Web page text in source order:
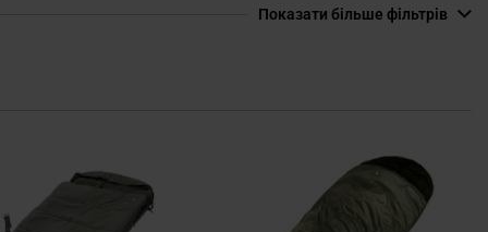
Показати більше фільтрів